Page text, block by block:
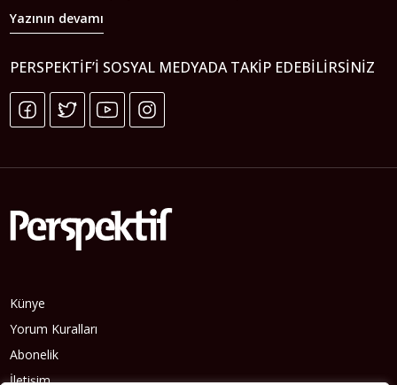
Yazının devamı
PERSPEKTIF’I SOSYAL MEDYADA TAKIP EDEBILIRSINIZ
Künye
Yorum Kuralları
Abonelik
İletişim